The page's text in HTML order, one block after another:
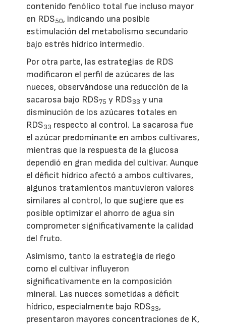
contenido fenólico total fue incluso mayor
en RDS50, indicando una posible
estimulación del metabolismo secundario
bajo estrés hídrico intermedio.
Por otra parte, las estrategias de RDS
modificaron el perfil de azúcares de las
nueces, observándose una reducción de la
sacarosa bajo RDS75 y RDS33 y una
disminución de los azúcares totales en
RDS33 respecto al control. La sacarosa fue
el azúcar predominante en ambos cultivares,
mientras que la respuesta de la glucosa
dependió en gran medida del cultivar. Aunque
el déficit hídrico afectó a ambos cultivares,
algunos tratamientos mantuvieron valores
similares al control, lo que sugiere que es
posible optimizar el ahorro de agua sin
comprometer significativamente la calidad
del fruto.
Asimismo, tanto la estrategia de riego
como el cultivar influyeron
significativamente en la composición
mineral. Las nueces sometidas a déficit
hídrico, especialmente bajo RDS33,
presentaron mayores concentraciones de K,